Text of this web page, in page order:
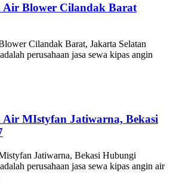
Air Blower Cilandak Barat
Cilandak Barat, Jakarta Selatan
perusahaan jasa sewa kipas angin
Air MIstyfan Jatiwarna, Bekasi
Jatiwarna, Bekasi Hubungi
perusahaan jasa sewa kipas angin air